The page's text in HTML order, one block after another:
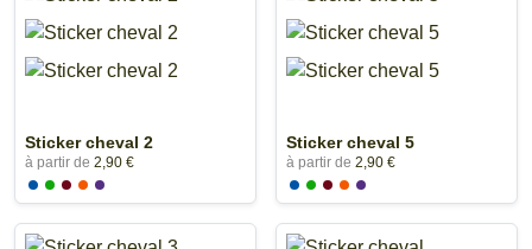
Sticker cheval 2
à partir de 2,90 €
Sticker cheval 5
à partir de 2,90 €